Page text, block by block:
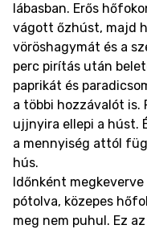
lábasban. Erős
vágott őzhúst, majd
vöröshagymát és a
perc pirítás után
paprikát és
a többi hozzávalót is.
ujjnyira ellepi a húst.
a mennyiség attól
hús.
Időnként
pótolva, közepes
meg nem puhul. Ez